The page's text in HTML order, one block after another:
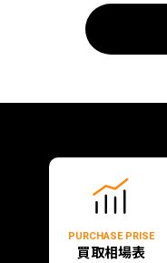
PURCHASE PRISE
買取相場表